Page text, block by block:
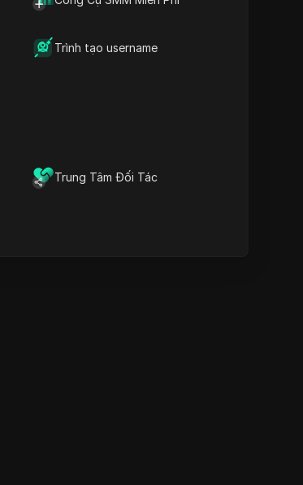
Trình tạo username
Trung Tâm Đối Tác
quản lý nhiều tài khoản một